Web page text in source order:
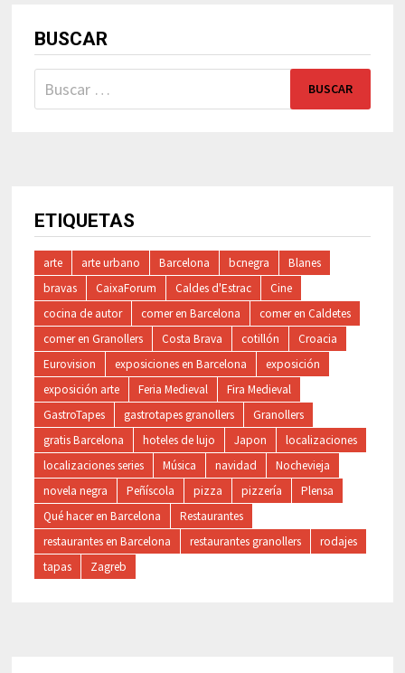
BUSCAR
Buscar:
ETIQUETAS
arte arte urbano Barcelona bcnegra
Blanes
bravas
CaixaForum Caldes d'Estrac
Cine
cocina de autor
comer en Barcelona
comer en Caldetes
comer en Granollers
Costa Brava cotillón
Croacia
Eurovision
exposiciones en Barcelona
exposición
exposición arte
Feria Medieval
Fira Medieval
GastroTapes
gastrotapes granollers
Granollers
gratis Barcelona
hoteles de lujo Japon
localizaciones
localizaciones series
Música navidad
Nochevieja
novela negra
Peñíscola pizza pizzería
Plensa
Qué hacer en Barcelona
Restaurantes
restaurantes en Barcelona
restaurantes granollers
rodajes
tapas
Zagreb